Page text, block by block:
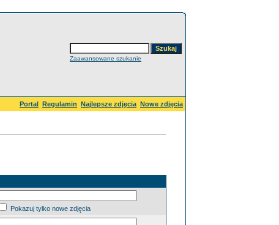
Zaawansowane szukanie
Portal Regulamin Najlepsze zdjęcia Nowe zdjęcia
Pokazuj tylko nowe zdjęcia